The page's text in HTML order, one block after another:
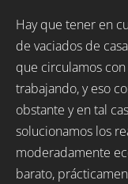
Hay que tener en
de vaciados de
que circulamos
trabajando, y eso
obstante y en tal
solucionamos los
moderadamente
barato,